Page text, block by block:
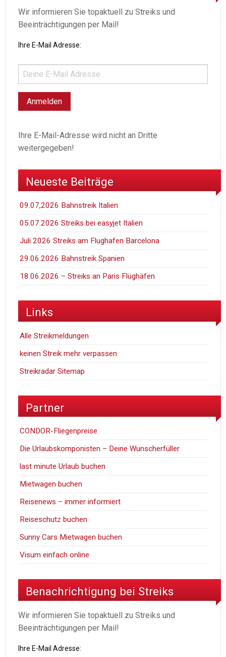
Wir informieren Sie topaktuell zu Streiks und
Beeinträchtigungen per Mail!
Ihre E-Mail Adresse:
Ihre E-Mail-Adresse wird nicht an Dritte
weitergegeben!
Neueste Beiträge
09.07,2026 Bahnstreik Italien
05.07.2026 Streiks bei easyjet Italien
Juli 2026 Streiks am Flughafen Barcelona
29.06.2026 Bahnstreik Spanien
18.06.2026 – Streiks an Paris Flüghäfen
Links
Alle Streikmeldungen
keinen Streik mehr verpassen
Streikradar Sitemap
Partner
CONDOR-Fliegenpreise
Die Urlaubskomponisten – Deine Wunscherfüller
last minute Urlaub buchen
Mietwagen buchen
Reisenews – immer informiert
Reiseschutz buchen
Sunny Cars Mietwagen buchen
Visum einfach online
Benachrichtigung bei Streiks
Wir informieren Sie topaktuell zu Streiks und
Beeinträchtigungen per Mail!
Ihre E-Mail Adresse: